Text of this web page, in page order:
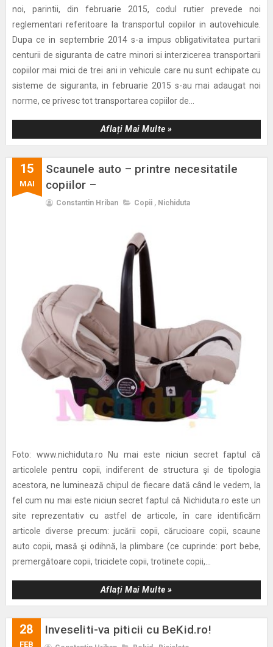
noi, parintii, din februarie 2015, codul rutier prevede noi
reglementari referitoare la transportul copiilor in autovehicule.
Dupa ce in septembrie 2014 s-a impus obligativitatea purtarii
centurii de siguranta de catre minori si interzicerea transportarii
copiilor mai mici de trei ani in vehicule care nu sunt echipate cu
sisteme de siguranta, in februarie 2015 s-au mai adaugat noi
norme, ce privesc tot transportarea copiilor de...
Aflați Mai Multe »
15
MAI
Scaunele auto – printre necesitatile
copiilor –
Constantin Hriban Copii , Nichiduta
Foto: www.nichiduta.ro Nu mai este niciun secret faptul că
articolele pentru copii, indiferent de structura şi de tipologia
acestora, ne luminează chipul de fiecare dată când le vedem, la
fel cum nu mai este niciun secret faptul că Nichiduta.ro este un
site reprezentativ cu astfel de articole, în care identificăm
articole diverse precum: jucării copii, cărucioare copii, scaune
auto copii, masă şi odihnă, la plimbare (ce cuprinde: port bebe,
premergătoare copii, triciclete copii, trotinete copii,...
Aflați Mai Multe »
28
FEB
Inveseliti-va piticii cu BeKid.ro!